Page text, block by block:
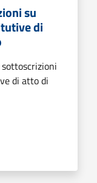
su
di
di atto di